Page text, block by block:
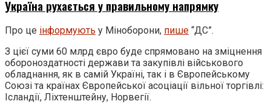
Україна рухається у правильному напрямку
Про це інформують у Міноборони, пише “ДС”.
З цієї суми 60 млрд євро буде спрямовано на зміцнення
обороноздатності держави та закупівлі військового
обладнання, як в самій Україні, так і в Європейському
Союзі та країнах Європейської асоціації вільної торгівлі:
Ісландії, Ліхтенштейну, Норвегії.